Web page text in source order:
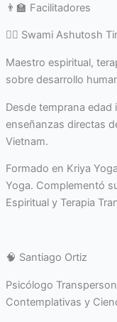
👨‍🏫 Facilitadores
🧘‍♂️ Swami Ashutosh
Maestro espiritual,
sobre desarrollo
Desde temprana edad
enseñanzas directas
Vietnam.
Formado en Kriya
Yoga. Complementó
Espiritual y Terapia
🧠 Santiago Ortiz
Psicólogo
Contemplativas y